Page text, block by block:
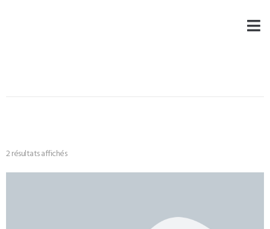
2 résultats affichés